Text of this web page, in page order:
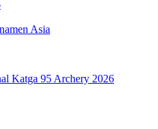
Asia
Katga 95 Archery 2026